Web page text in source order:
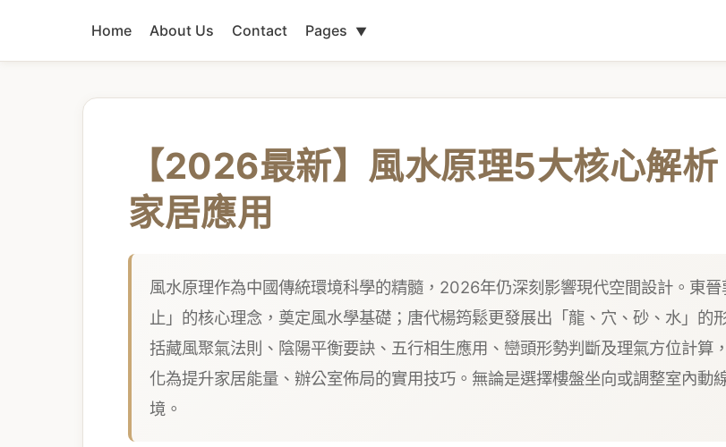
Home About Us Contact Pages ▼
【2026最新】風水原理5大核心解
家居應用
風水原理作為中國傳統環境科學的精髓，2026年仍深刻影響現代空間設計。東
止」的核心理念，奠定風水學基礎；唐代楊筠鬆更發展出「龍、穴、砂、水」
括藏風聚氣法則、陰陽平衡要訣、五行相生應用、巒頭形勢判斷及理氣方位計算
化為提升家居能量、辦公室佈局的實用技巧。無論是選擇樓盤坐向或調整室內動
境。